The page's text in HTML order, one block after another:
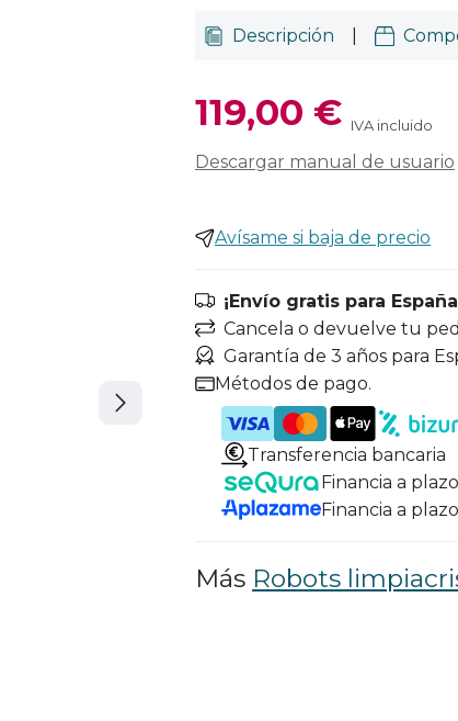
Descripción
119,00 € IVA incluido
Descargar manual de usuario
Avísame si baja de precio
¡Envío gratis para
Cancela o devuelve tu
Garantía de 3 años para
Métodos de pago.
Transferencia bancaria
Financia a
Financia a
Más Robots